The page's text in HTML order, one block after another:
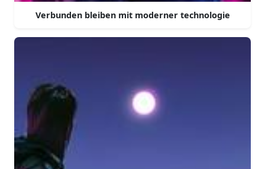
Verbunden bleiben mit moderner technologie